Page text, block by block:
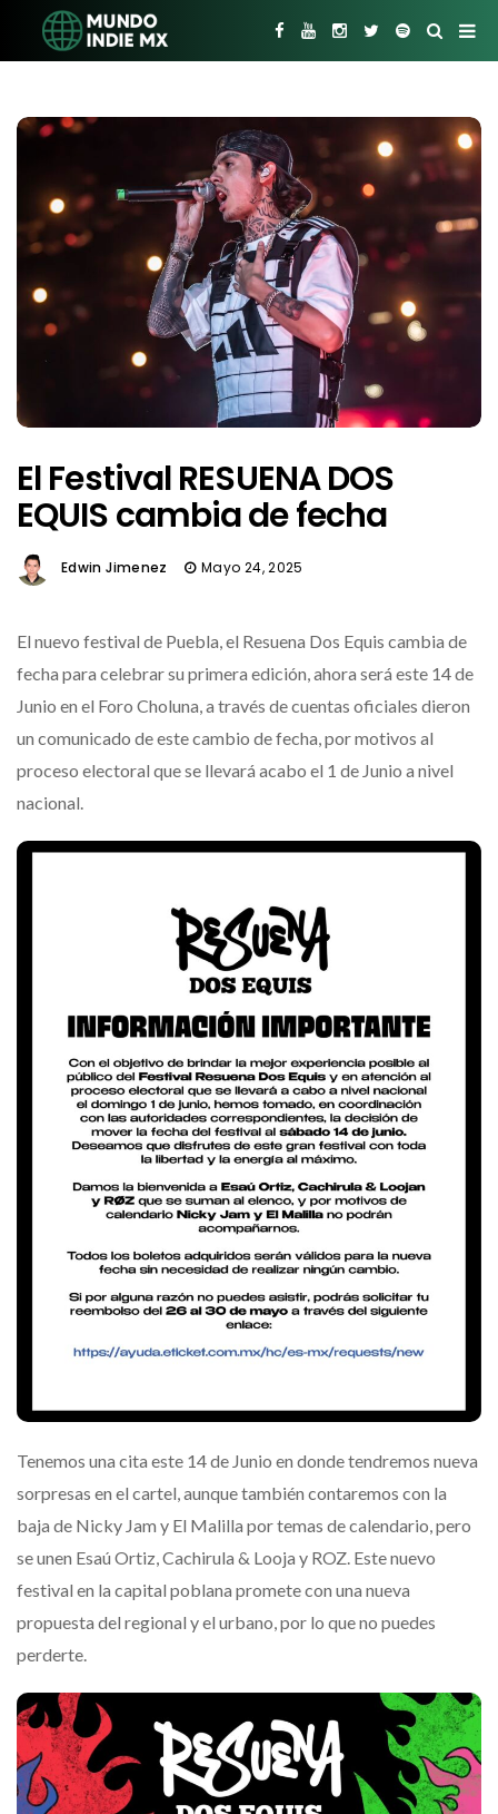
El Festival RESUENA DOS
EQUIS cambia de fecha
Edwin Jimenez Mayo 24, 2025
El nuevo festival de Puebla, el Resuena Dos Equis cambia de
fecha para celebrar su primera edición, ahora será este 14 de
Junio en el Foro Choluna, a través de cuentas oficiales dieron
un comunicado de este cambio de fecha, por motivos al
proceso electoral que se llevará acabo el 1 de Junio a nivel
nacional.
Tenemos una cita este 14 de Junio en donde tendremos nueva
sorpresas en el cartel, aunque también contaremos con la
baja de Nicky Jam y El Malilla por temas de calendario, pero
se unen Esaú Ortiz, Cachirula & Looja y ROZ. Este nuevo
festival en la capital poblana promete con una nueva
propuesta del regional y el urbano, por lo que no puedes
perderte.